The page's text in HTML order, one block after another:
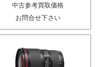
中古参考買取価格
お問合せ下さい